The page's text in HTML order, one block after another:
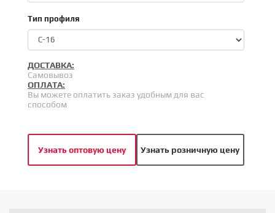
Тип профиля
ДОСТАВКА:
Самовывоз
ОПЛАТА:
Вы можете оплатить заказ удобным для вас
способом
Узнать оптовую цену Узнать розничную цену